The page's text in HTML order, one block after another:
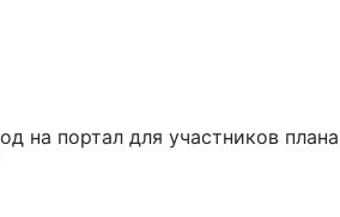
на портал для участников плана